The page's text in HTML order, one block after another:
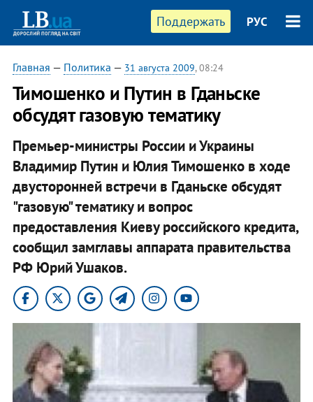
Поддержать РУС
Главная — Политика — 31 августа 2009, 08:24
Тимошенко и Путин в Гданьске
обсудят газовую тематику
Премьер-министры России и Украины
Владимир Путин и Юлия Тимошенко в ходе
двусторонней встречи в Гданьске обсудят
"газовую" тематику и вопрос
предоставления Киеву российского кредита,
сообщил замглавы аппарата правительства
РФ Юрий Ушаков.